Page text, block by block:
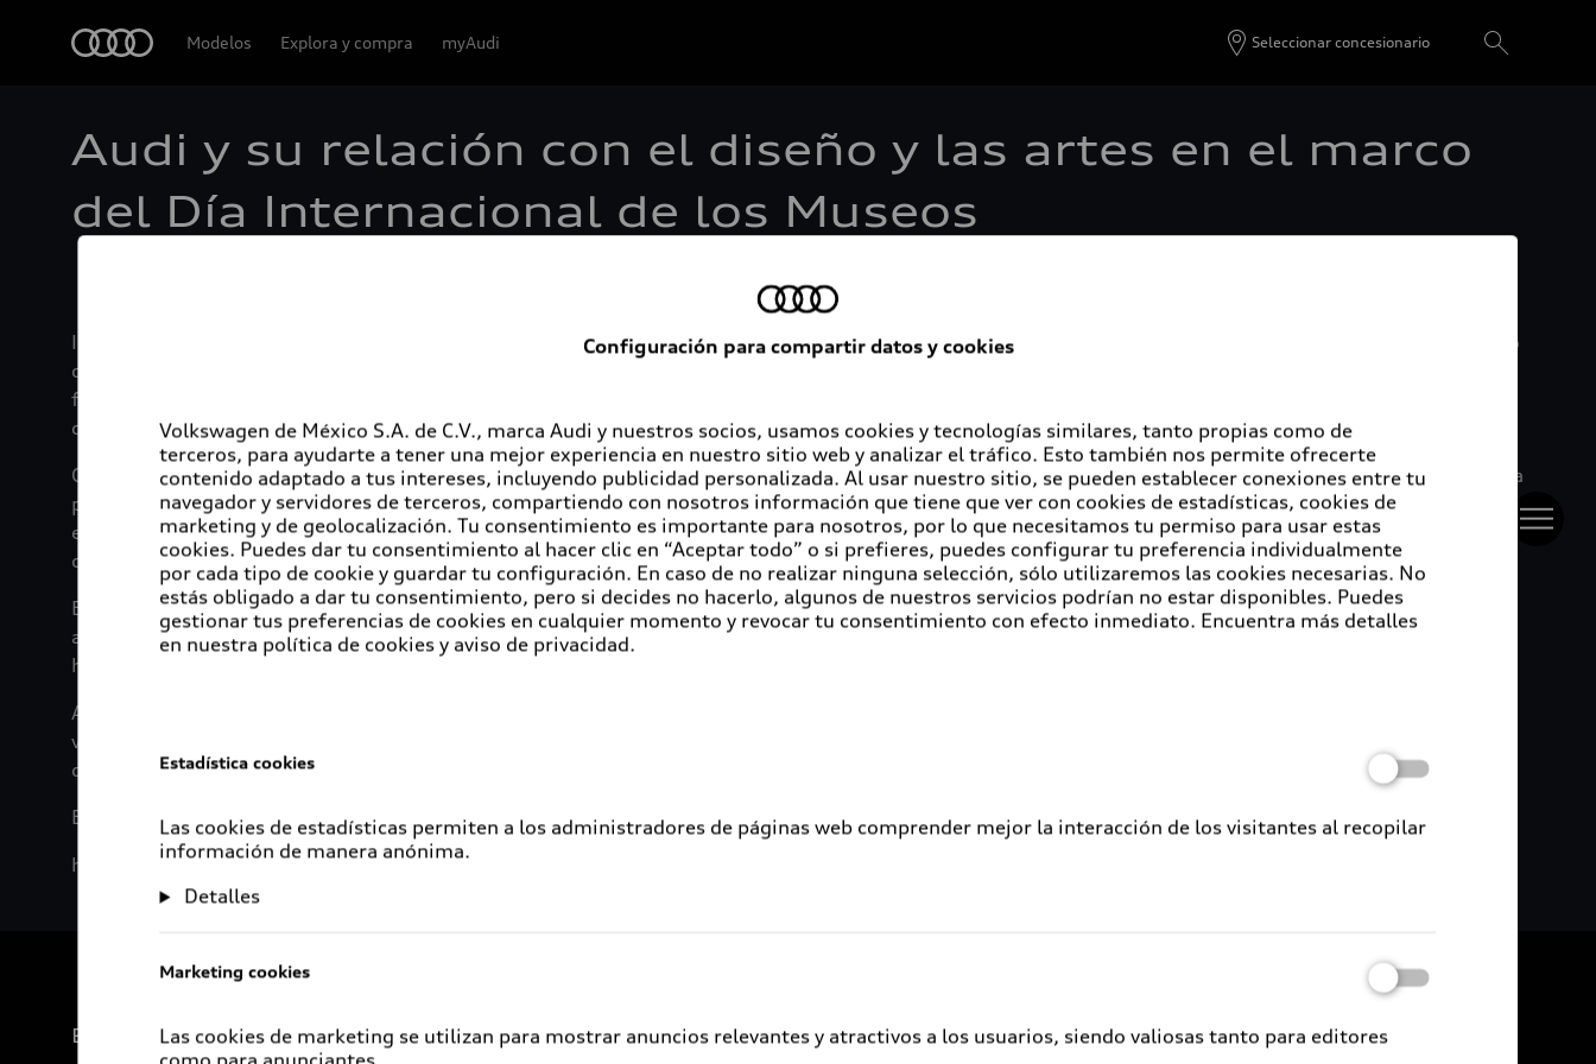
Modelos Explora y compra myAudi Seleccionar concesionario
Audi y su relación con el diseño y las artes en el marco
del Día Internacional de los Museos
Ingolstadt, 18 de mayo de 2020.- En el marco del Día Internacional de los Museos celebrada cada 18 de mayo, la marca de los cuatro aros destaca el diálogo
creativo que la marca ha mantenido con el arte y el diseño: el arte se crea en el pulso del tiempo y proporciona una perspectiva sobre los desarrollos del
futuro. Como marca progresiva, Audi es sinónimo de diseño moderno y vanguardista y busca una interacción creativa. El apoyo de las artes visuales y el
diseño, por lo tanto, juega un papel importante para la marca automotriz alemana de autos premium.
Como resultado, Audi ha participado en asociaciones con colecciones importantes como las Colecciones de Pintura del Estado de Baviera en la que destaca la
pared de diseño Audi en la colección "Neue Sammlung" en el Museo Internacional de Diseño de Munich. Además, Audi ha sido socio automotriz de
exposiciones internacionales de diseño como el Design Miami, Florida el cuál es nombrado como un foro mundial de diseño y cada año atrae a los
coleccionistas de arte más influyentes, galeristas, diseñadores, curadores y críticos de todo el mundo.
En 2007, Audi se convirtió en miembro fundador de la Fundación de Arte y Diseño de Concreto Ingolstadt, que se ocupa de las propiedades de destacados
artistas y diseñadores. Proyectos exitosos como Art and Beat Night y el Audi "Kunstraum" (Art Space) surgieron de esta asociación. A través del tiempo se
han realizado diversas cooperaciones adicionales con el Museum für Konkrete Kunst (Museo de Arte Concreto) entre otros.
Actualmente, Audi ofrece un recorrido virtual por el Audi museum mobile ubicado en su casa matriz en Alemania. En el sitio de Audi Forum Ingolstadt los
visitantes podrán tener una visión general del museo de la marca de los cuatro aros con un recuento de su historia así como los modelos más emblemáticos
desde sus orígenes.
Explora la arquitectura del Audi Forum Ingolstadt y emprende una visita virtual a través de los diferentes niveles del museo por medio del siguiente enlace:
https://www.audi.de/de/foren/en/audi-forum-ingolstadt/audi-museum-mobile/virtual-tour.html
De vuelta al inicio
Experiencia Servicios al cliente Audi Certified :plus
Configuración para compartir datos y cookies
Volkswagen de México S.A. de C.V., marca Audi y nuestros socios, usamos cookies y tecnologías similares, tanto propias como de
terceros, para ayudarte a tener una mejor experiencia en nuestro sitio web y analizar el tráfico. Esto también nos permite ofrecerte
contenido adaptado a tus intereses, incluyendo publicidad personalizada. Al usar nuestro sitio, se pueden establecer conexiones entre tu
navegador y servidores de terceros, compartiendo con nosotros información que tiene que ver con cookies de estadísticas, cookies de
marketing y de geolocalización. Tu consentimiento es importante para nosotros, por lo que necesitamos tu permiso para usar estas
cookies. Puedes dar tu consentimiento al hacer clic en “Aceptar todo” o si prefieres, puedes configurar tu preferencia individualmente
por cada tipo de cookie y guardar tu configuración. En caso de no realizar ninguna selección, sólo utilizaremos las cookies necesarias. No
estás obligado a dar tu consentimiento, pero si decides no hacerlo, algunos de nuestros servicios podrían no estar disponibles. Puedes
gestionar tus preferencias de cookies en cualquier momento y revocar tu consentimiento con efecto inmediato. Encuentra más detalles
en nuestra política de cookies y aviso de privacidad.
Estadística cookies
Las cookies de estadísticas permiten a los administradores de páginas web comprender mejor la interacción de los visitantes al recopilar
información de manera anónima.
Detalles
Marketing cookies
Las cookies de marketing se utilizan para mostrar anuncios relevantes y atractivos a los usuarios, siendo valiosas tanto para editores